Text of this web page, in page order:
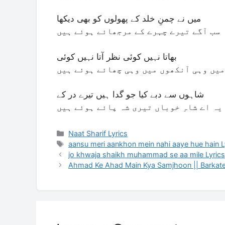
میں نے چمنِ خلد کے پھولوں کو بھی دیکھا
سب آگے تیرے چہرے کے مرجھائے ہوئے ہیں
بھاتا نہیں کوئی نظر آتا نہیں کوئی
وہی آنکھوں میں وہی چھائے ہوئے ہیں
شاہوں سے دبے کیا جو گدا ہیں تيرے در کے
یہ اے شاہِ خوباں تیری شہ پائے ہوئے ہیں
Categories
Naat Sharif Lyrics
Tags
aansu meri aankhon mein nahi aaye hue hain
jo khwaja shaikh muhammad se aa mile Lyrics
Ahmad Ke Ahad Main Kya Samjhoon ||